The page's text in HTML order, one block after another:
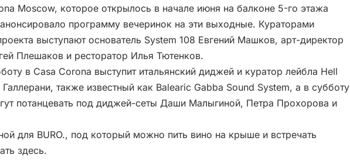
Moscow, которое открылось в начале июня на балконе 5-го этажа
программу вечеринок на эти выходные. Кураторами
выступают основатель System 108 Евгений Машков, арт-директор
Плешаков и ресторатор Илья Тютенков.
в Casa Corona выступит итальянский диджей и куратор лейбла Hell
также известный как Balearic Gabba Sound System, а в субботу
потанцевать под диджей-сеты Даши Малыгиной, Петра Прохорова и
для BURO., под который можно пить вино на крыше и встречать
здесь.